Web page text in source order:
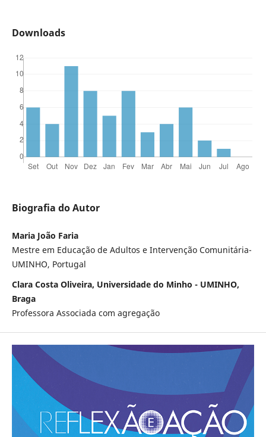
Downloads
Biografia do Autor
Maria João Faria
Mestre em Educação de Adultos e Intervenção Comunitária-
UMINHO, Portugal
Clara Costa Oliveira, Universidade do Minho - UMINHO,
Braga
Professora Associada com agregação